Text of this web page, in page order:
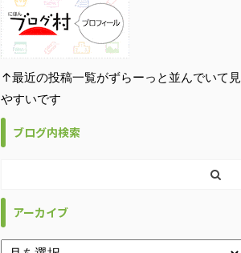
↑最近の投稿一覧がずらーっと並んでいて見
やすいです
ブログ内検索
アーカイブ